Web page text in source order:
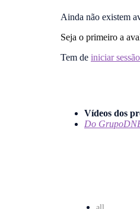
Ainda não existem
Seja o primeiro a
Tem de iniciar sessão
Vídeos dos
Do